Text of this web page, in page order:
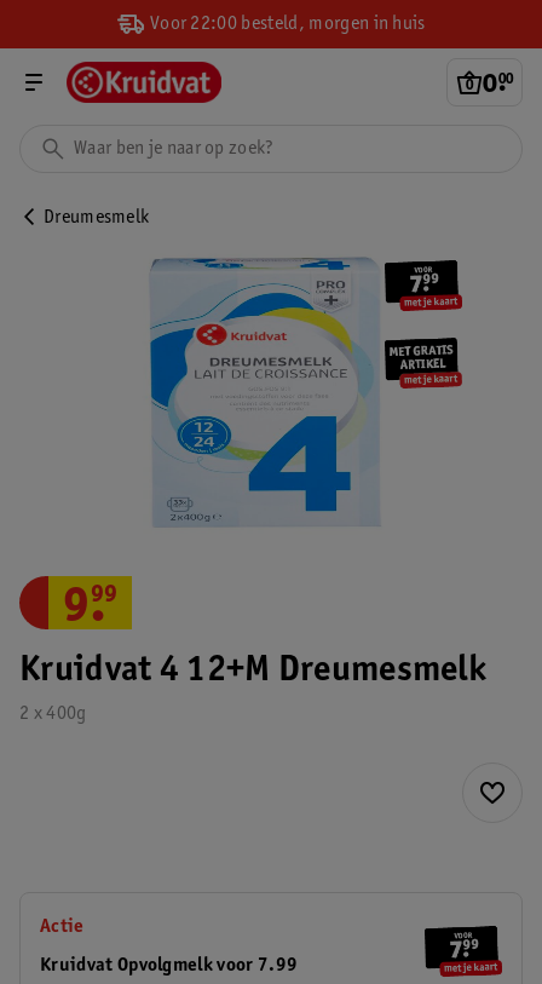
Voor 22:00 besteld, morgen in huis
0.
00
Dreumesmelk
Kruidvat 4 12+M Dreumesmelk
2 x 400g
9.
99
Actie
Kruidvat Opvolgmelk voor 7.99